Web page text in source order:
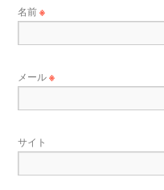
名前※
メール※
サイト